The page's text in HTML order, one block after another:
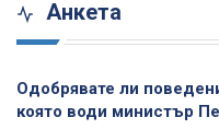
Анкета
Одобрявате ли
която води министър